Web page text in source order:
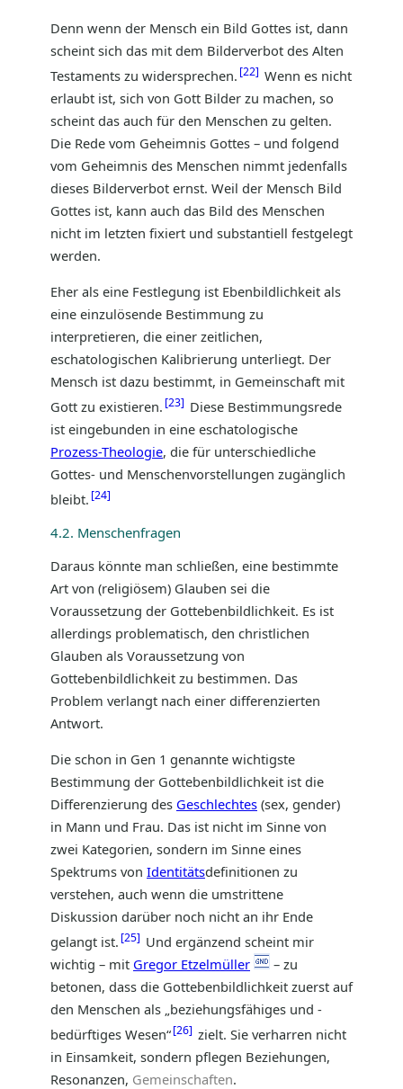
Denn wenn der Mensch ein Bild Gottes ist, dann
scheint sich das mit dem Bilderverbot des Alten
Testaments zu widersprechen. 22 Wenn es nicht
erlaubt ist, sich von Gott Bilder zu machen, so
scheint das auch für den Menschen zu gelten.
Die Rede vom Geheimnis Gottes – und folgend
vom Geheimnis des Menschen nimmt jedenfalls
dieses Bilderverbot ernst. Weil der Mensch Bild
Gottes ist, kann auch das Bild des Menschen
nicht im letzten fixiert und substantiell festgelegt
werden.
Eher als eine Festlegung ist Ebenbildlichkeit als
eine einzulösende Bestimmung zu
interpretieren, die einer zeitlichen,
eschatologischen Kalibrierung unterliegt. Der
Mensch ist dazu bestimmt, in Gemeinschaft mit
Gott zu existieren. 23
Diese Bestimmungsrede
ist eingebunden in eine eschatologische
Prozess-Theologie, die für unterschiedliche
Gottes- und Menschenvorstellungen zugänglich
bleibt. 24
4.2. Menschenfragen
Daraus könnte man schließen, eine bestimmte
Art von (religiösem) Glauben sei die
Voraussetzung der Gottebenbildlichkeit. Es ist
allerdings problematisch, den christlichen
Glauben als Voraussetzung von
Gottebenbildlichkeit zu bestimmen. Das
Problem verlangt nach einer differenzierten
Antwort.
Die schon in Gen 1 genannte wichtigste
Bestimmung der Gottebenbildlichkeit ist die
Differenzierung des Geschlechtes (sex, gender)
in Mann und Frau. Das ist nicht im Sinne von
zwei Kategorien, sondern im Sinne eines
Spektrums von Identitätsdefinitionen zu
verstehen, auch wenn die umstrittene
Diskussion darüber noch nicht an ihr Ende
gelangt ist. 25
Und ergänzend scheint mir
wichtig – mit Gregor Etzelmüller
– zu
betonen, dass die Gottebenbildlichkeit zuerst auf
den Menschen als „beziehungsfähiges und -
bedürftiges Wesen“ 26 zielt. Sie verharren nicht
in Einsamkeit, sondern pflegen Beziehungen,
Resonanzen, Gemeinschaften.